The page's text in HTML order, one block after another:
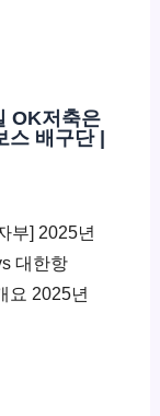
OK저축은
스 배구단 |
부] 2025년
대한항
요 2025년